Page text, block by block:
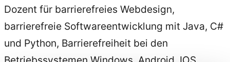
Dozent für barrierefreies Webdesign,
barrierefreie Softwareentwicklung mit Java, C#
und Python, Barrierefreiheit bei den